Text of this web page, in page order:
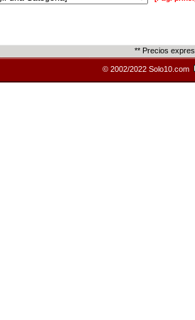
** Precios
© 2002/2022 Solo10.com